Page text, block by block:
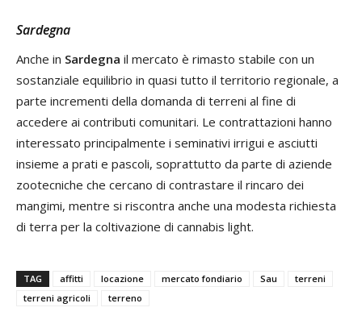
Sardegna
Anche in Sardegna il mercato è rimasto stabile con un
sostanziale equilibrio in quasi tutto il territorio regionale, a
parte incrementi della domanda di terreni al fine di
accedere ai contributi comunitari. Le contrattazioni hanno
interessato principalmente i seminativi irrigui e asciutti
insieme a prati e pascoli, soprattutto da parte di aziende
zootecniche che cercano di contrastare il rincaro dei
mangimi, mentre si riscontra anche una modesta richiesta
di terra per la coltivazione di cannabis light.
TAG affitti locazione mercato fondiario Sau
terreni
terreni agricoli
terreno